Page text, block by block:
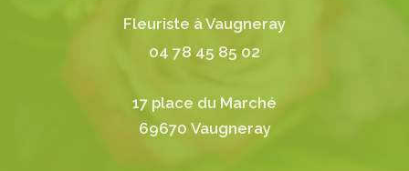
Fleuriste à Vaugneray
04 78 45 85 02
17 place du Marché
69670 Vaugneray